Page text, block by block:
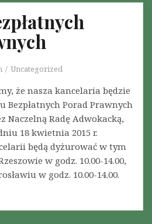
Uncategorized
że nasza kancelaria będzie
Bezpłatnych Porad Prawnych
Naczelną Radę Adwokacką,
18 kwietnia 2015 r.
będą dyżurować w tym
w godz. 10.00-14.00,
w godz. 10.00-14.00.